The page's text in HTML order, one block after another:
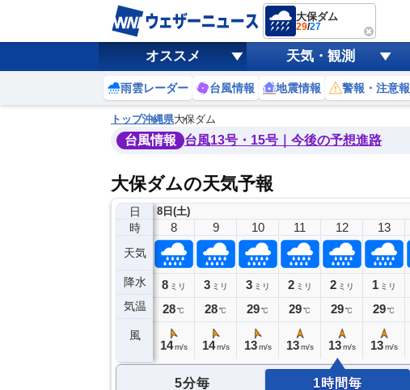
大保ダム
29/27
オススメ 天気・観測
雨雲レーダー 台風情報 地震情報 警報・注意報
トップ沖縄県大保ダム
台風情報 台風13号・15号｜今後の予想進路
大保ダムの天気予報
日
時
天気
降水
気温
風
8日(土)
7
9ミリ
27℃
15
8
8 ミリ
28℃
14 m/s
9
3 ミリ
28℃
14 m/s
10
3 ミリ
29℃
13 m/s
11
2 ミリ
29℃
13 m/s
12
2 ミリ
29℃
13 m/s
13
1 ミリ
29℃
13 m/s
5分毎 1時間毎